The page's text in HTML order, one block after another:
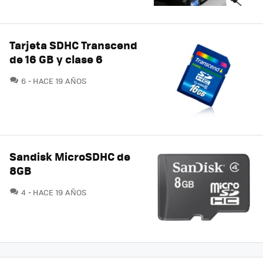
Tarjeta SDHC Transcend
de 16 GB y clase 6
6 COMENTARIOS
HACE 19 AÑOS
Sandisk MicroSDHC de
8GB
4 COMENTARIOS
HACE 19 AÑOS